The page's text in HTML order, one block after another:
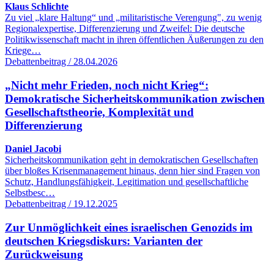
Klaus Schlichte
Zu viel „klare Haltung“ und „militaristische Verengung", zu wenig
Regionalexpertise, Differenzierung und Zweifel: Die deutsche
Politikwissenschaft macht in ihren öffentlichen Äußerungen zu den
Kriege…
Debattenbeitrag / 28.04.2026
„Nicht mehr Frieden, noch nicht Krieg“:
Demokratische Sicherheitskommunikation zwischen
Gesellschaftstheorie, Komplexität und
Differenzierung
Daniel Jacobi
Sicherheitskommunikation geht in demokratischen Gesellschaften
über bloßes Krisenmanagement hinaus, denn hier sind Fragen von
Schutz, Handlungsfähigkeit, Legitimation und gesellschaftliche
Selbstbesc…
Debattenbeitrag / 19.12.2025
Zur Unmöglichkeit eines israelischen Genozids im
deutschen Kriegsdiskurs: Varianten der
Zurückweisung